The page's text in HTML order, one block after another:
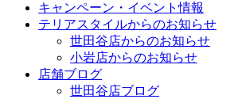
キャンペーン・イベント情報
テリアスタイルからのお知らせ
世田谷店からのお知らせ
小岩店からのお知らせ
店舗ブログ
世田谷店ブログ